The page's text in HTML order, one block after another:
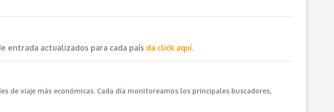
entrada actualizados para cada país da click aquí.
viaje más económicas. Cada día monitoreamos los principales buscadores,